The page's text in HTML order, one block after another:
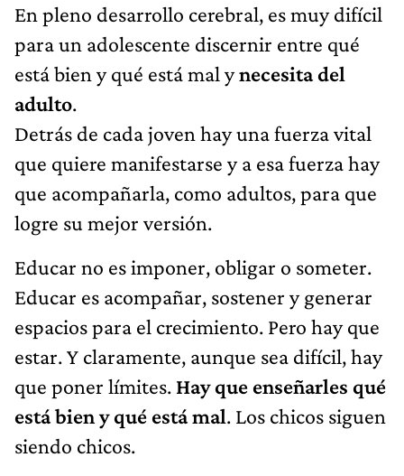
En pleno desarrollo cerebral, es muy difícil
para un adolescente discernir entre qué
está bien y qué está mal ynecesita del
adulto.
Detrás de cada joven hay una fuerza vital
que quiere manifestarse y a esa fuerza hay
que acompañarla, como adultos, para que
logre su mejor versión.
Educar no es imponer, obligar o someter.
Educar es acompañar, sostener y generar
espacios para el crecimiento. Pero hay que
estar. Y claramente, aunque sea difícil, hay
que poner límites. Hay que enseñarles qué
está bien y qué está mal. Los chicos siguen
siendo chicos.